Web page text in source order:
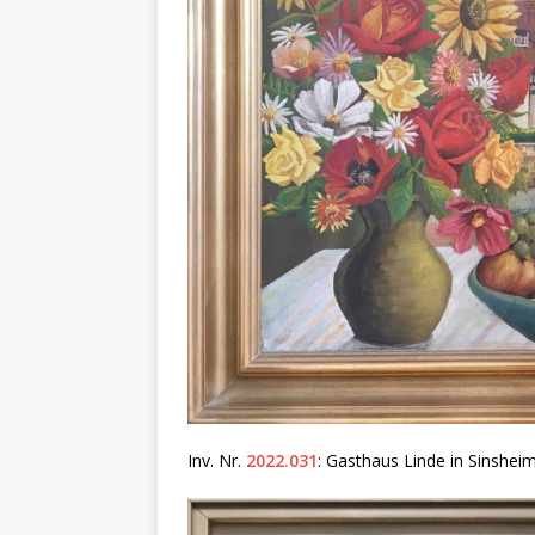
Inv. Nr. 2022.031: Gasthaus Linde in